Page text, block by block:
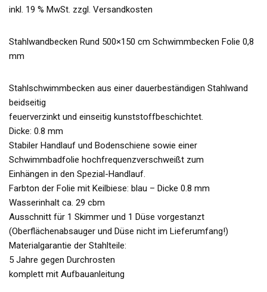
inkl. 19 % MwSt. zzgl. Versandkosten
Stahlwandbecken Rund 500×150 cm Schwimmbecken Folie 0,8
mm
Stahlschwimmbecken aus einer dauerbeständigen Stahlwand
beidseitig
feuerverzinkt und einseitig kunststoffbeschichtet.
Dicke: 0.8 mm
Stabiler Handlauf und Bodenschiene sowie einer
Schwimmbadfolie hochfrequenzverschweißt zum
Einhängen in den Spezial-Handlauf.
Farbton der Folie mit Keilbiese: blau – Dicke 0.8 mm
Wasserinhalt ca. 29 cbm
Ausschnitt für 1 Skimmer und 1 Düse vorgestanzt
(Oberflächenabsauger und Düse nicht im Lieferumfang!)
Materialgarantie der Stahlteile:
5 Jahre gegen Durchrosten
komplett mit Aufbauanleitung